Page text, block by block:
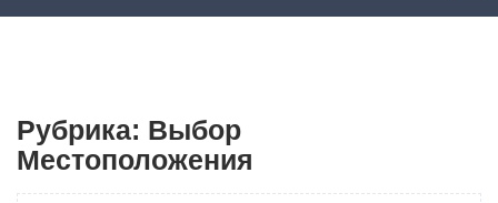
Рубрика: Выбор
Местоположения